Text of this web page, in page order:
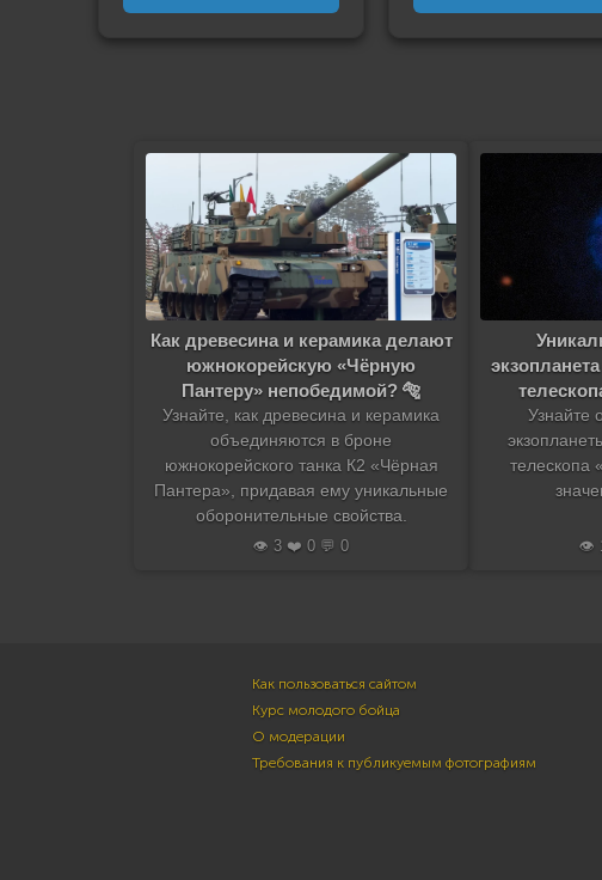
Как древесина и керамика делают
южнокорейскую «Чёрную
Пантеру» непобедимой? 🐅
Узнайте, как древесина и керамика
объединяются в броне
южнокорейского танка К2 «Чёрная
Пантера», придавая ему уникальные
оборонительные свойства.
👁️ 3 ❤️ 0 💬 0
Узнайте
телескопа
👁️
Как пользоваться сайтом
Курс молодого бойца
О модерации
Требования к публикуемым фотографиям